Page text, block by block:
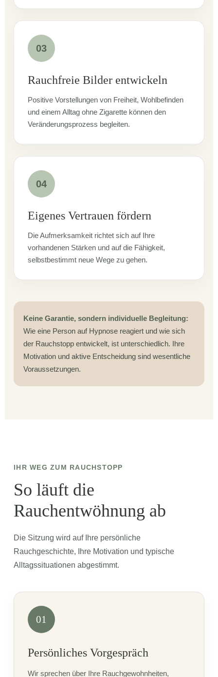
03
Rauchfreie Bilder entwickeln
Positive Vorstellungen von Freiheit, Wohlbefinden
und einem Alltag ohne Zigarette können den
Veränderungsprozess begleiten.
04
Eigenes Vertrauen fördern
Die Aufmerksamkeit richtet sich auf Ihre
vorhandenen Stärken und auf die Fähigkeit,
selbstbestimmt neue Wege zu gehen.
Keine Garantie, sondern individuelle Begleitung:
Wie eine Person auf Hypnose reagiert und wie sich
der Rauchstopp entwickelt, ist unterschiedlich. Ihre
Motivation und aktive Entscheidung sind wesentliche
Voraussetzungen.
IHR WEG ZUM RAUCHSTOPP
So läuft die
Rauchentwöhnung ab
Die Sitzung wird auf Ihre persönliche
Rauchgeschichte, Ihre Motivation und typische
Alltagssituationen abgestimmt.
01
Persönliches Vorgespräch
Wir sprechen über Ihre Rauchgewohnheiten,